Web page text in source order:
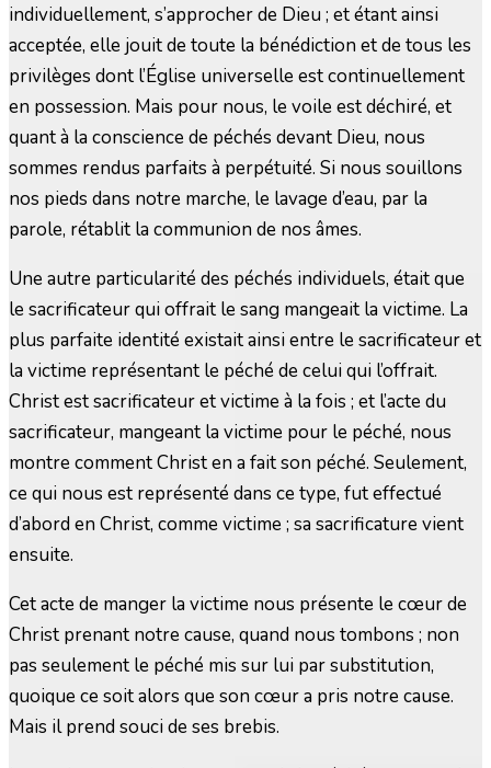
individuellement, s’approcher de Dieu ; et étant ainsi
acceptée, elle jouit de toute la bénédiction et de tous les
privilèges dont l’Église universelle est continuellement
en possession. Mais pour nous, le voile est déchiré, et
quant à la conscience de péchés devant Dieu, nous
sommes rendus parfaits à perpétuité. Si nous souillons
nos pieds dans notre marche, le lavage d’eau, par la
parole, rétablit la communion de nos âmes.
Une autre particularité des péchés individuels, était que
le sacrificateur qui offrait le sang mangeait la victime. La
plus parfaite identité existait ainsi entre le sacrificateur et
la victime représentant le péché de celui qui l’offrait.
Christ est sacrificateur et victime à la fois ; et l’acte du
sacrificateur, mangeant la victime pour le péché, nous
montre comment Christ en a fait son péché. Seulement,
ce qui nous est représenté dans ce type, fut effectué
d’abord en Christ, comme victime ; sa sacrificature vient
ensuite.
Cet acte de manger la victime nous présente le cœur de
Christ prenant notre cause, quand nous tombons ; non
pas seulement le péché mis sur lui par substitution,
quoique ce soit alors que son cœur a pris notre cause.
Mais il prend souci de ses brebis.